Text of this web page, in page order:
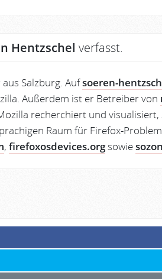
Hentzschel verfasst.
Salzburg. Aufsoeren-
Außerdem ist er Betreiber von
recherchiert und visualisiert,
Raum für Firefox-
, firefoxosdevices.orgsowie